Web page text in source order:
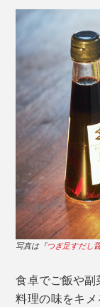
「だし酢」に
節の成分が、
な味わいです。
炊きたてご飯
り、ダシの旨
ような感覚！
い！」と絶賛
写真は「宗田節」の裸節
地元の人たち
は、15年ほど
宗田鰹は血合
ければならな
生食には制限
き、濃厚で旨
た、タウリンな
写真は『つぎ足すだし
食卓でご飯や副
料理の味をキ